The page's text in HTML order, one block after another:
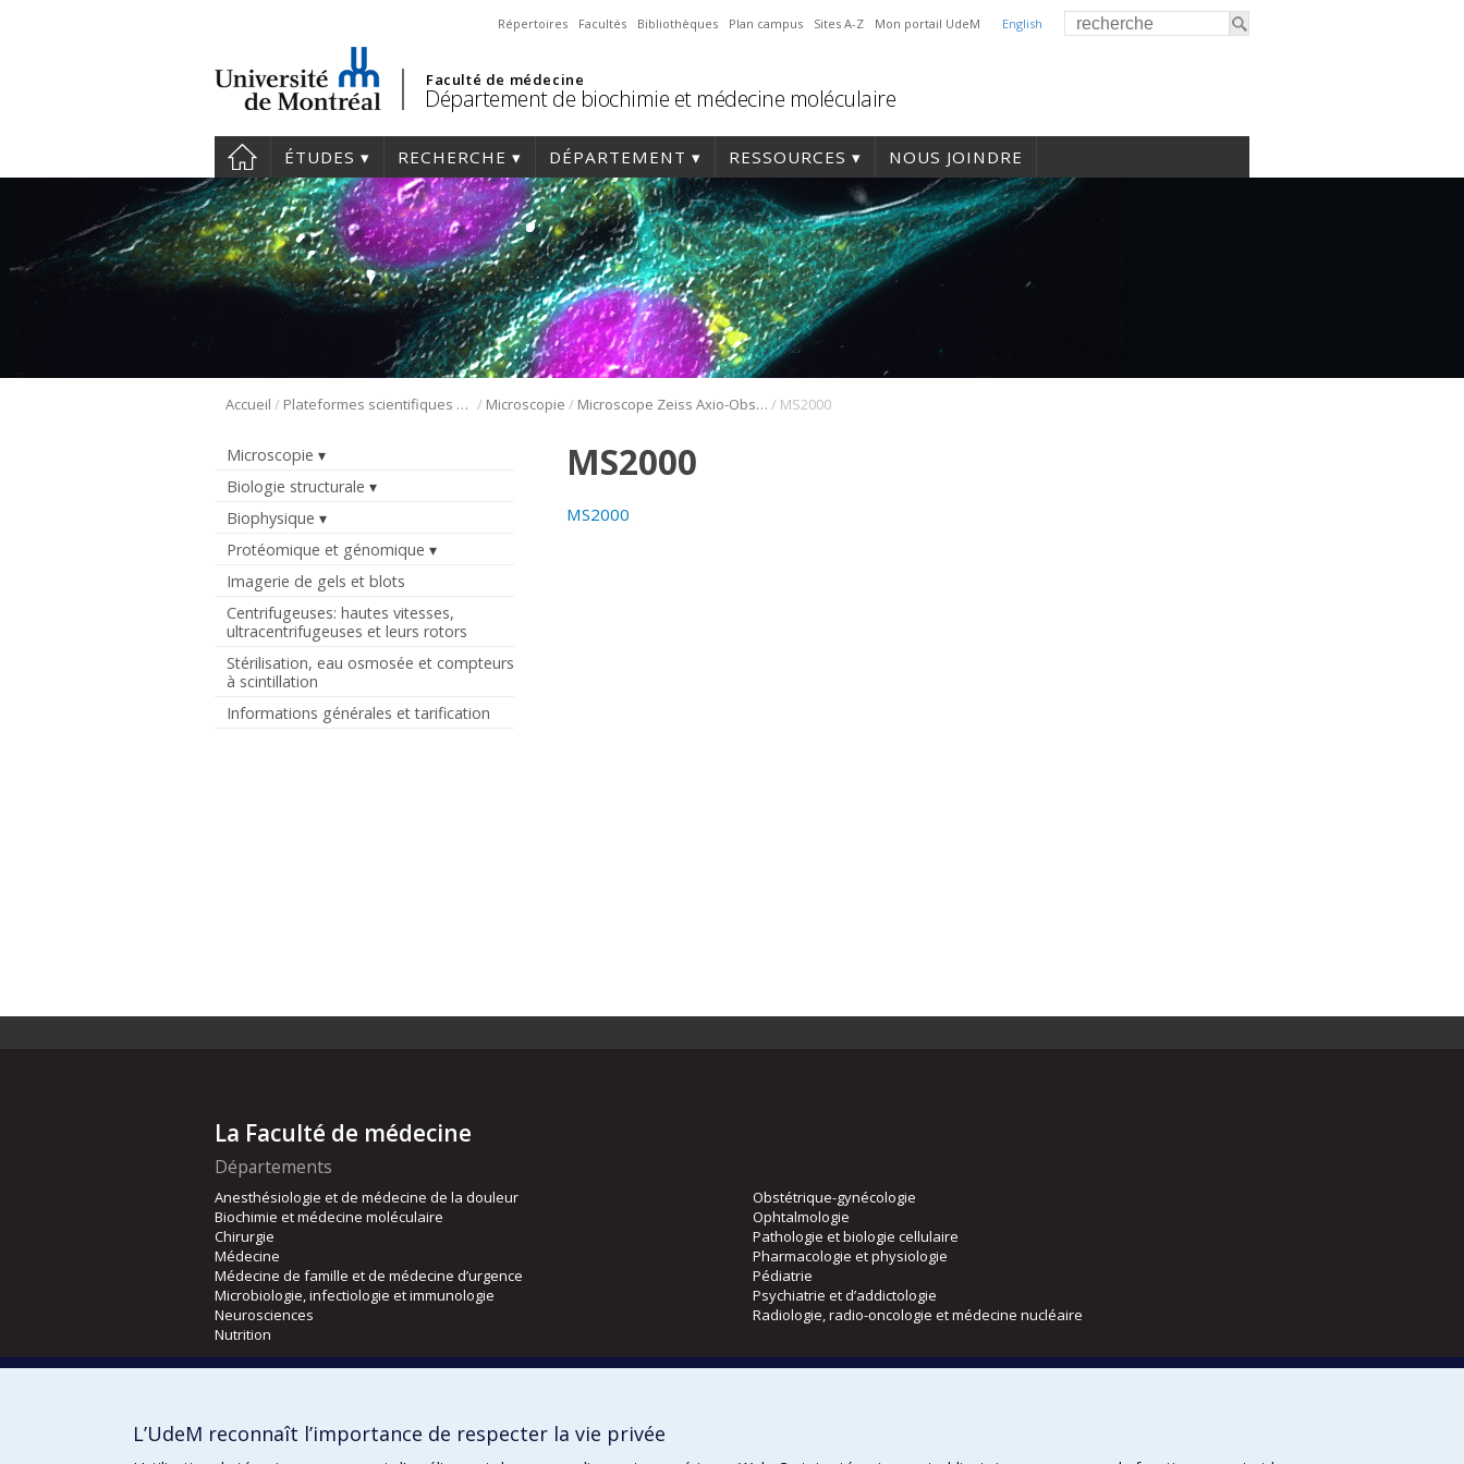
English
Répertoires Facultés Bibliothèques Plan campus Sites A-Z Mon portail UdeM
Faculté de médecine
Département de biochimie et médecine moléculaire
ÉTUDES RECHERCHE DÉPARTEMENT RESSOURCES NOUS JOINDRE
Accueil / Plateformes scientifiques BMM / Microscopie / Microscope Zeiss Axio-Observer Z1 avec disque rotatif / MS2000
Microscopie
Biologie structurale
Biophysique
Protéomique et génomique
Imagerie de gels et blots
Centrifugeuses: hautes vitesses,
ultracentrifugeuses et leurs rotors
Stérilisation, eau osmosée et compteurs
à scintillation
Informations générales et tarification
MS2000
MS2000
La Faculté de médecine
Départements
Anesthésiologie et de médecine de la douleur
Biochimie et médecine moléculaire
Chirurgie
Médecine
Médecine de famille et de médecine d’urgence
Microbiologie, infectiologie et immunologie
Neurosciences
Nutrition
Obstétrique-gynécologie
Ophtalmologie
Pathologie et biologie cellulaire
Pharmacologie et physiologie
Pédiatrie
Psychiatrie et d’addictologie
Radiologie, radio-oncologie et médecine nucléaire
Orthophonie et audiologie
L’UdeM reconnaît l’importance de respecter la vie privée